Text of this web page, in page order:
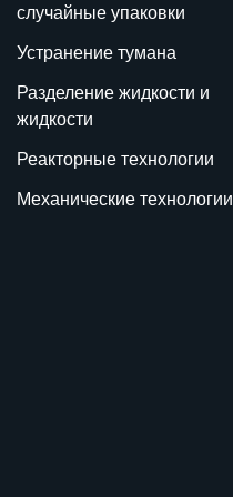
случайные упаковки
Устранение тумана
Разделение жидкости и
жидкости
Реакторные технологии
Механические технологии